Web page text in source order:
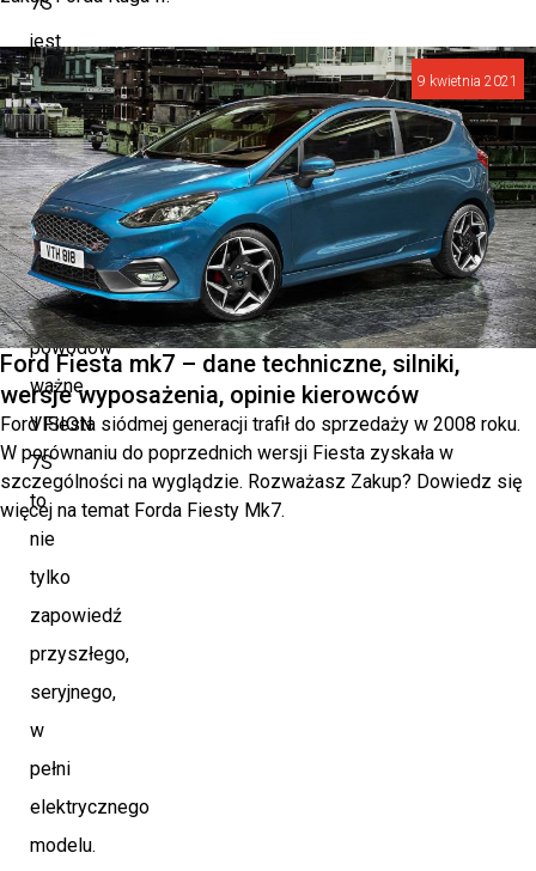
jest
nie
tylko
imponujące,
ale
także
z
wielu
powodów
ważne.
VISION
7S
to
nie
tylko
zapowiedź
przyszłego,
seryjnego,
w
pełni
elektrycznego
modelu.
9 kwietnia 2021
Ford Fiesta mk7 – dane techniczne, silniki,
wersje wyposażenia, opinie kierowców
Ford Fiesta siódmej generacji trafił do sprzedaży w 2008 roku.
W porównaniu do poprzednich wersji Fiesta zyskała w
szczególności na wyglądzie. Rozważasz Zakup? Dowiedz się
więcej na temat Forda Fiesty Mk7.